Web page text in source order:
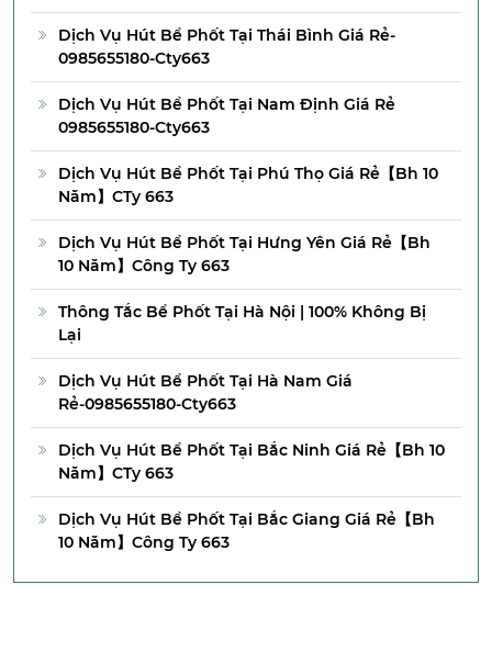
Dịch Vụ Hút Bể Phốt Tại Thái Bình Giá Rẻ-
0985655180-Cty663
Dịch Vụ Hút Bể Phốt Tại Nam Định Giá Rẻ
0985655180-Cty663
Dịch Vụ Hút Bể Phốt Tại Phú Thọ Giá Rẻ【Bh 10
Năm】CTy 663
Dịch Vụ Hút Bể Phốt Tại Hưng Yên Giá Rẻ【Bh
10 Năm】Công Ty 663
Thông Tắc Bể Phốt Tại Hà Nội | 100% Không Bị
Lại
Dịch Vụ Hút Bể Phốt Tại Hà Nam Giá
Rẻ-0985655180-Cty663
Dịch Vụ Hút Bể Phốt Tại Bắc Ninh Giá Rẻ【Bh 10
Năm】CTy 663
Dịch Vụ Hút Bể Phốt Tại Bắc Giang Giá Rẻ【Bh
10 Năm】Công Ty 663